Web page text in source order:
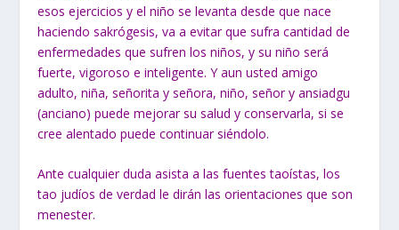
esos ejercicios y el niño se levanta desde que nace
haciendo sakrógesis, va a evitar que sufra cantidad de
enfermedades que sufren los niños, y su niño será
fuerte, vigoroso e inteligente. Y aun usted amigo
adulto, niña, señorita y señora, niño, señor y ansiadgu
(anciano) puede mejorar su salud y conservarla, si se
cree alentado puede continuar siéndolo.
Ante cualquier duda asista a las fuentes taoístas, los
tao judíos de verdad le dirán las orientaciones que son
menester.